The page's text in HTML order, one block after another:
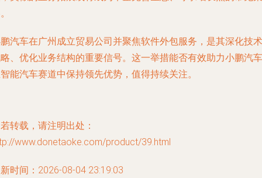
汽车在广州成立贸易公司并聚焦软件外包服务，是其深化技术
、优化业务结构的重要信号。这一举措能否有效助力小鹏汽车
能汽车赛道中保持领先优势，值得持续关注。
转载，请注明出处：
www.donetaoke.com/product/39.html
时间：2026-08-04 23:19:03